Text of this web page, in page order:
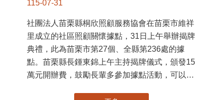
115-07-31
社團法人苗栗縣桐欣照顧服務協會在苗栗市維祥
里成立的社區照顧關懷據點，31日上午舉辦揭牌
典禮，此為苗栗市第27個、全縣第236處的據
點。苗栗縣長鍾東錦上午主持揭牌儀式，頒發15
萬元開辦費，鼓勵長輩多參加據點活動，可以更